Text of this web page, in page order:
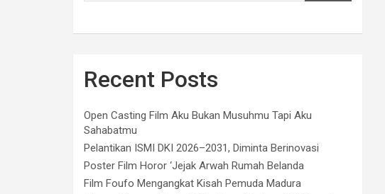
Recent Posts
Open Casting Film Aku Bukan Musuhmu Tapi Aku
Sahabatmu
Pelantikan ISMI DKI 2026–2031, Diminta Berinovasi
Poster Film Horor ‘Jejak Arwah Rumah Belanda
Film Foufo Mengangkat Kisah Pemuda Madura